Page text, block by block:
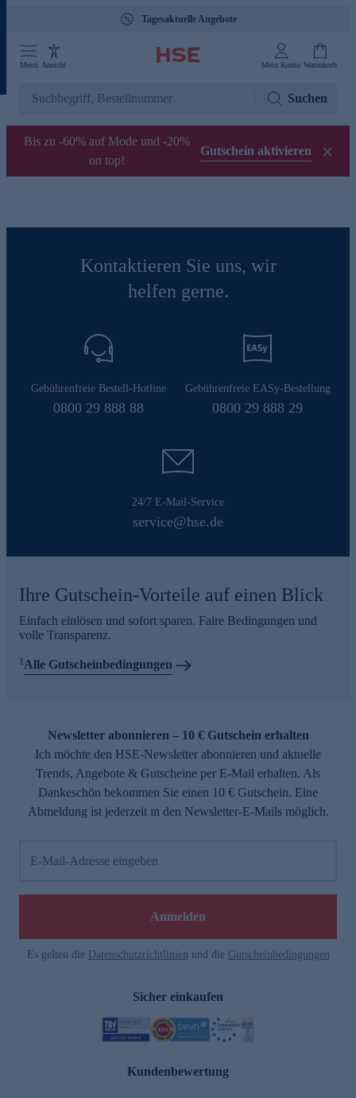
Tagesaktuelle Angebote
Menü Ansicht Mein Konto Warenkorb
Suchen
Bis zu -60% auf Mode und -20%
on top!
Gutschein aktivieren
Kontaktieren Sie uns, wir
helfen gerne.
Gebührenfreie Bestell-Hotline
0800 29 888 88
Gebührenfreie EASy-Bestellung
0800 29 888 29
24/7 E-Mail-Service
service@hse.de
Ihre Gutschein-Vorteile auf einen Blick
Einfach einlösen und sofort sparen. Faire Bedingungen und
volle Transparenz.
1Alle Gutscheinbedingungen
Newsletter abonnieren – 10 € Gutschein erhalten
Ich möchte den HSE-Newsletter abonnieren und aktuelle
Trends, Angebote & Gutscheine per E-Mail erhalten. Als
Dankeschön bekommen Sie einen 10 € Gutschein. Eine
Abmeldung ist jederzeit in den Newsletter-E-Mails möglich.
E-Mail-Adresse eingeben
Anmelden
Es gelten die Datenschutzrichtlinien und die Gutscheinbedingungen
Sicher einkaufen
Kundenbewertung